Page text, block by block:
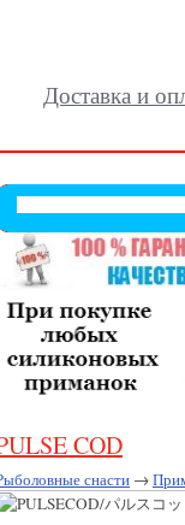
Доставка и
COD
снасти →